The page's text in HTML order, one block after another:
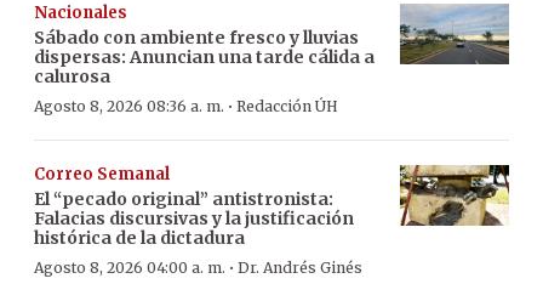
Nacionales
Sábado con ambiente fresco y lluvias
dispersas: Anuncian una tarde cálida a
calurosa
Agosto 8, 2026 08:36 a. m. · Redacción ÚH
Correo Semanal
El “pecado original” antistronista:
Falacias discursivas y la justificación
histórica de la dictadura
Agosto 8, 2026 04:00 a. m. · Dr. Andrés Ginés